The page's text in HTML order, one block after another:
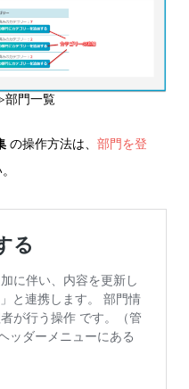
門一覧
の操作方法は、 部門を登